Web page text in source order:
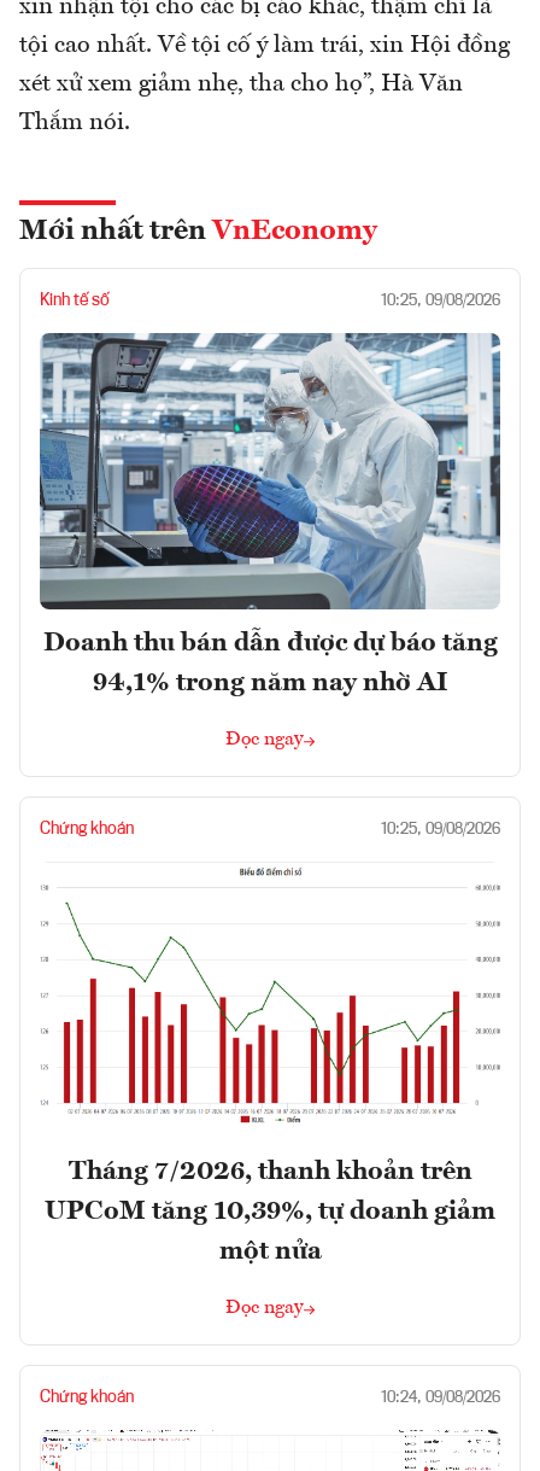
xin nhận tội cho các bị cáo khác, thậm chí là
tội cao nhất. Về tội cố ý làm trái, xin Hội đồng
xét xử xem giảm nhẹ, tha cho họ”, Hà Văn
Thắm nói.
Mới nhất trên VnEconomy
Kinh tế số 10:25, 09/08/2026
Doanh thu bán dẫn được dự báo tăng
94,1% trong năm nay nhờ AI
Đọc ngay
Chứng khoán 10:25, 09/08/2026
Tháng 7/2026, thanh khoản trên
UPCoM tăng 10,39%, tự doanh giảm
một nửa
Đọc ngay
Chứng khoán 10:24, 09/08/2026